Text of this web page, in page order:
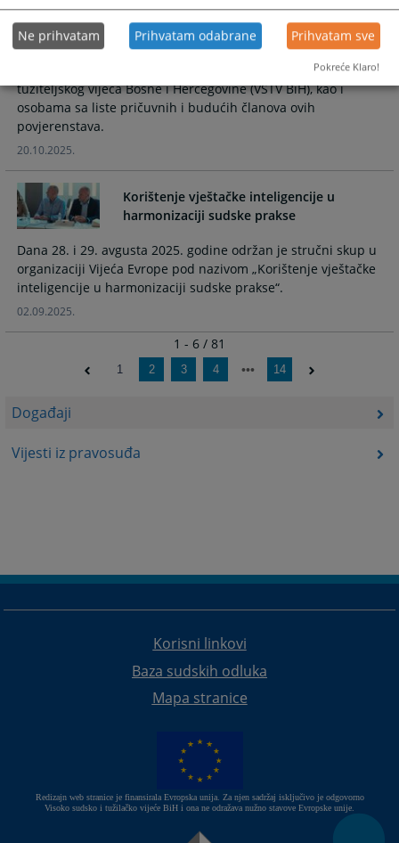
Događaji
Vijesti iz pravosuđa
Dana 13. i 14. listopada 2025. godine u Sarajevu je održana V
obuka na temu « Stegovni postupak i praksa », namijenjena
članovima stegovnih povjerenstava Visokog sudbenog i
tužiteljskog vijeća Bosne i Hercegovine (VSTV BiH), kao i
osobama sa liste pričuvnih i budućih članova ovih
povjerenstava.
20.10.2025.
Korištenje vještačke inteligencije u
harmonizaciji sudske prakse
Dana 28. i 29. avgusta 2025. godine održan je stručni skup u
organizaciji Vijeća Evrope pod nazivom „Korištenje vještačke
inteligencije u harmonizaciji sudske prakse“.
02.09.2025.
1 - 6 / 81
1 2 3 4 14
Korisni linkovi
Baza sudskih odluka
Mapa stranice
Redizajn web stranice je finansirala Evropska unija. Za njen sadržaj isključivo je odgovorno
Visoko sudsko i tužilačko vijeće BiH i ona ne odražava nužno stavove Evropske unije.
Ne prihvatam Prihvatam odabrane Prihvatam sve
Pokreće Klaro!